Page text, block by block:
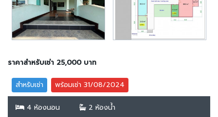
ราคาสำหรับเช่า 25,000 บาท
สำหรับเช่า พร้อมเช่า 31/08/2024
4 ห้องนอน 2 ห้องน้ำ